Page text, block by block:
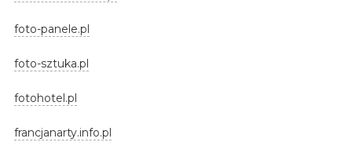
foto-panele.pl
foto-sztuka.pl
fotohotel.pl
francjanarty.info.pl